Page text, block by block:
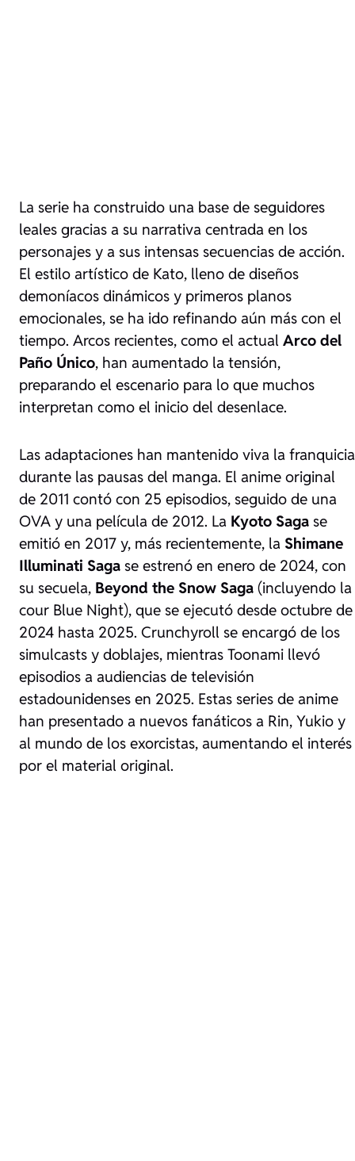
La serie ha construido una base de seguidores
leales gracias a su narrativa centrada en los
personajes y a sus intensas secuencias de acción.
El estilo artístico de Kato, lleno de diseños
demoníacos dinámicos y primeros planos
emocionales, se ha ido refinando aún más con el
tiempo. Arcos recientes, como el actual Arco del
Paño Único, han aumentado la tensión,
preparando el escenario para lo que muchos
interpretan como el inicio del desenlace.
Las adaptaciones han mantenido viva la franquicia
durante las pausas del manga. El anime original
de 2011 contó con 25 episodios, seguido de una
OVA y una película de 2012. La Kyoto Saga se
emitió en 2017 y, más recientemente, la Shimane
Illuminati Saga se estrenó en enero de 2024, con
su secuela, Beyond the Snow Saga (incluyendo la
cour Blue Night), que se ejecutó desde octubre de
2024 hasta 2025. Crunchyroll se encargó de los
simulcasts y doblajes, mientras Toonami llevó
episodios a audiencias de televisión
estadounidenses en 2025. Estas series de anime
han presentado a nuevos fanáticos a Rin, Yukio y
al mundo de los exorcistas, aumentando el interés
por el material original.